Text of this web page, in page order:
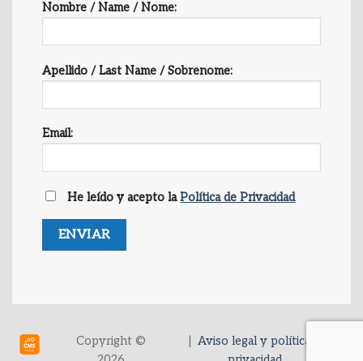
Nombre / Name / Nome:
Apellido / Last Name / Sobrenome:
Email:
He leído y acepto laPolítica de Privacidad
Copyright ©
|Aviso legal y política de